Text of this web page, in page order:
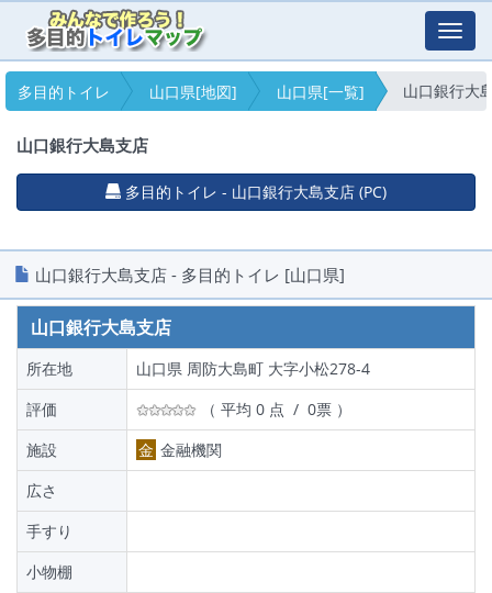
多目的トイレ
山口県[地図] 山口県[一覧] 山口銀行大
山口銀行大島支店
多目的トイレ - 山口銀行大島支店 (PC)
山口銀行大島支店 - 多目的トイレ [山口県]
山口銀行大島支店
所在地
山口県 周防大島町 大字小松278-4
評価
（ 平均 0 点 / 0票 ）
施設
金 金融機関
広さ
手すり
小物棚